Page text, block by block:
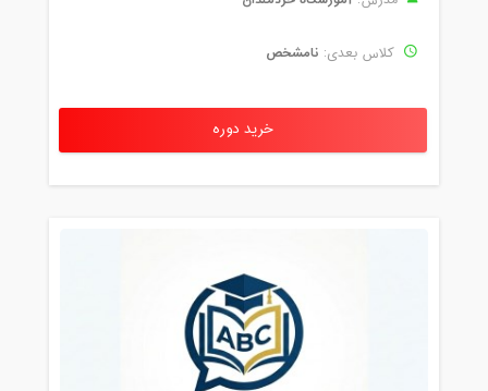
کلاس بعدی: نامشخص
خرید دوره